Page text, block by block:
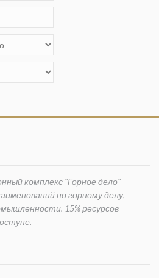
комплекс "Горное дело"
по горному делу,
15% ресурсов